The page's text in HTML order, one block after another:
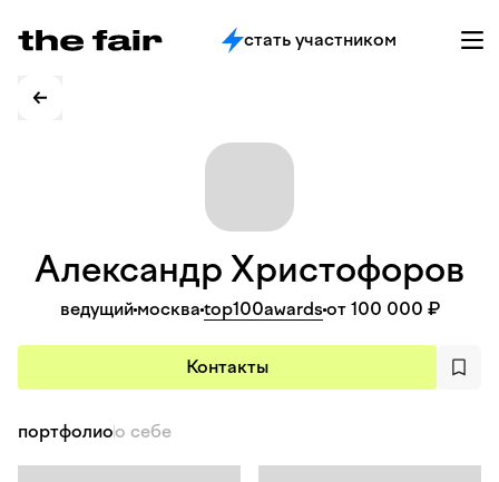
стать участником
Александр Христофоров
ведущиймоскваtop100awardsот 100 000 ₽
Контакты
портфолиоо себе